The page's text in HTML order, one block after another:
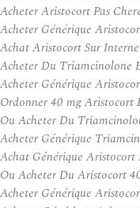
Acheter Aristocort Pas
Acheter Générique
Achat Aristocort Sur
Acheter Du Triamcinolone
Acheter Générique
Ordonner 40 mg Aristocort
Ou Acheter Du
Acheter Générique
Achat Générique Aristocort
Ou Acheter Du Aristocort
Acheter Générique